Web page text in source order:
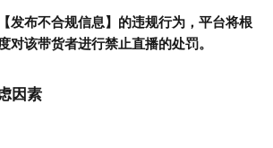
发布不合规信息】的违规行为，平台将根
对该带货者进行禁止直播的处罚。
因素